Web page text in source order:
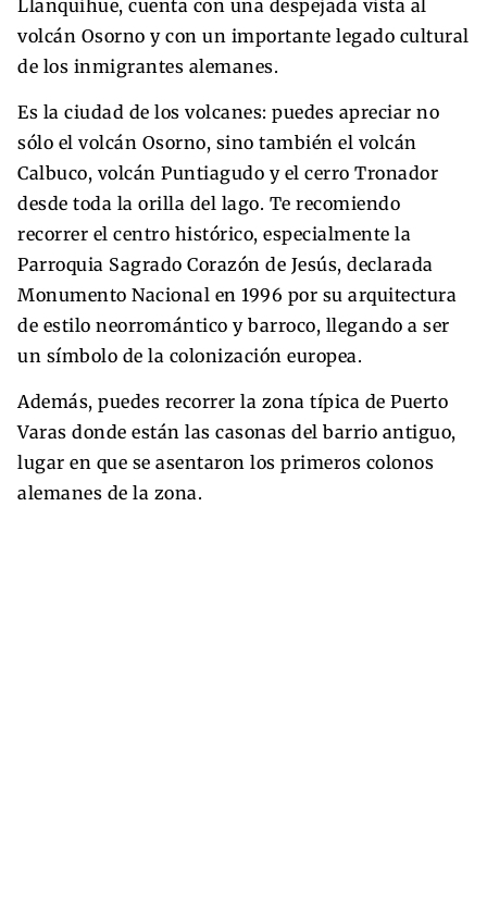
Llanquihue, cuenta con una despejada vista al
volcán Osorno y con un importante legado cultural
de los inmigrantes alemanes.
Es la ciudad de los volcanes: puedes apreciar no
sólo el volcán Osorno, sino también el volcán
Calbuco, volcán Puntiagudo y el cerro Tronador
desde toda la orilla del lago. Te recomiendo
recorrer el centro histórico, especialmente la
Parroquia Sagrado Corazón de Jesús, declarada
Monumento Nacional en 1996 por su arquitectura
de estilo neorromántico y barroco, llegando a ser
un símbolo de la colonización europea.
Además, puedes recorrer la zona típica de Puerto
Varas donde están las casonas del barrio antiguo,
lugar en que se asentaron los primeros colonos
alemanes de la zona.